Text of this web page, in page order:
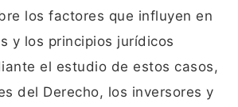
los factores que influyen en
y los principios jurídicos
el estudio de estos casos,
del Derecho, los inversores y